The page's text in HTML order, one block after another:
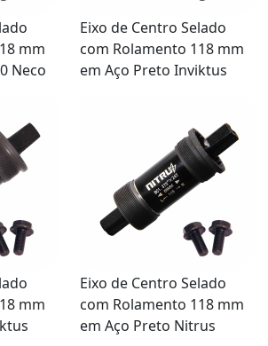
mm
Neco
Eixo de Centro Selado
com Rolamento 118 mm
em Aço Preto Inviktus
mm
Eixo de Centro Selado
com Rolamento 118 mm
em Aço Preto Nitrus